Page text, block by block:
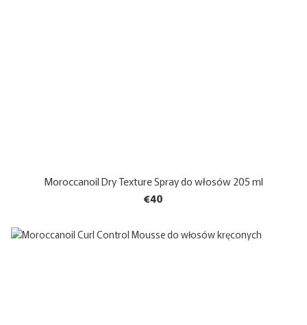
Moroccanoil Dry Texture Spray do włosów 205 ml
€40